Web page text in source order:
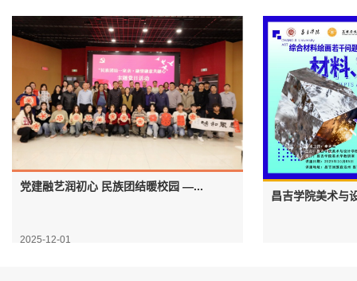
党建融艺润初心 民族团结暖校园 —...
2025-12-01
昌吉学院美术与